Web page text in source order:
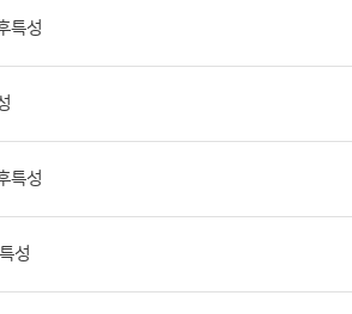
특성
특성
성